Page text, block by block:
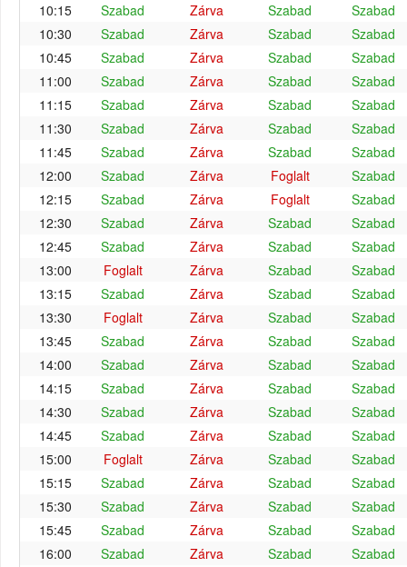
10:15
Szabad Zárva Szabad
Szabad
10:30
Szabad Zárva Szabad
Szabad
10:45
Szabad Zárva Szabad
Szabad
11:00
Szabad Zárva Szabad
Szabad
11:15
Szabad Zárva Szabad
Szabad
11:30
Szabad Zárva Szabad
Szabad
11:45
Szabad Zárva Szabad
Szabad
12:00
Szabad Zárva Foglalt
Szabad
12:15
Szabad Zárva Foglalt
Szabad
12:30
Szabad Zárva Szabad
Szabad
12:45
Szabad Zárva Szabad
Szabad
13:00
Foglalt Zárva Szabad
Szabad
13:15
Szabad Zárva Szabad
Szabad
13:30
Foglalt Zárva Szabad
Szabad
13:45
Szabad Zárva Szabad
Szabad
14:00
Szabad Zárva Szabad
Szabad
14:15
Szabad Zárva Szabad
Szabad
14:30
Szabad Zárva Szabad
Szabad
14:45
Szabad Zárva Szabad
Szabad
15:00
Foglalt Zárva Szabad
Szabad
15:15
Szabad Zárva Szabad
Szabad
15:30
Szabad Zárva Szabad
Szabad
15:45
Szabad Zárva Szabad
Szabad
16:00
Szabad Zárva Szabad
Szabad